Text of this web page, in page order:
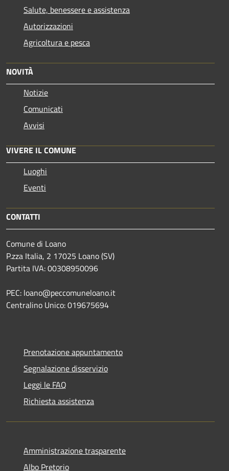
Salute, benessere e assistenza
Autorizzazioni
Agricoltura e pesca
NOVITÀ
Notizie
Comunicati
Avvisi
VIVERE IL COMUNE
Luoghi
Eventi
CONTATTI
Comune di Loano
P.zza Italia, 2 17025 Loano (SV)
Partita IVA: 00308950096
PEC: loano@peccomuneloano.it
Centralino Unico: 019675694
Prenotazione appuntamento
Segnalazione disservizio
Leggi le FAQ
Richiesta assistenza
Amministrazione trasparente
Albo Pretorio